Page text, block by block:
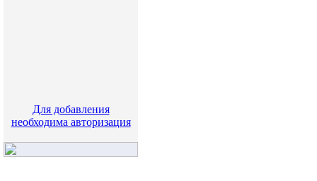
Для добавления
необходима авторизация